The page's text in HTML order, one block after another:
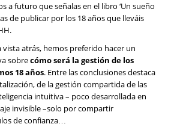
a futuro que señalas en el libro ‘Un sueño
de publicar por los 18 años que lleváis
vista atrás, hemos preferido hacer un
sobrecómo será la gestión de los
18 años. Entre las conclusiones destaca
de la gestión compartida de las
intuitiva – poco desarrollada en
invisible –solo por compartir
de confianza…